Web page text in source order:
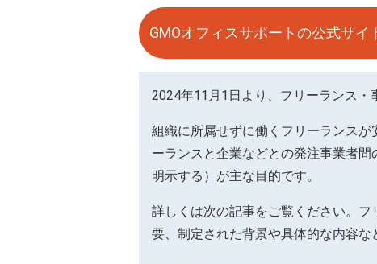
GMOオフィスサポートの公式サイ
2024年11月1日より、フリーランス・
組織に所属せずに働くフリーランス
ーランスと企業などとの発注事業者
明示する）が主な目的です。
詳しくは次の記事をご覧ください。
要、制定された背景や具体的な内容な